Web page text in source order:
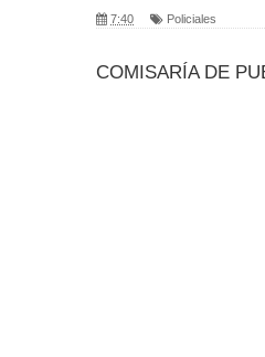
7:40 Policiales
COMISARÍA DE